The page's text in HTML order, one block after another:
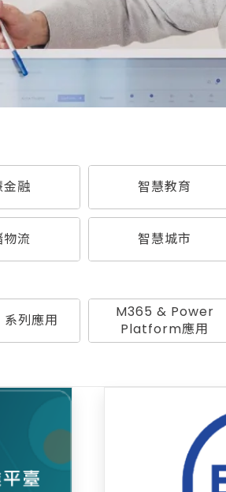
金融 智慧教育
物流 智慧城市
列應用
M365 & Power
Platform應用